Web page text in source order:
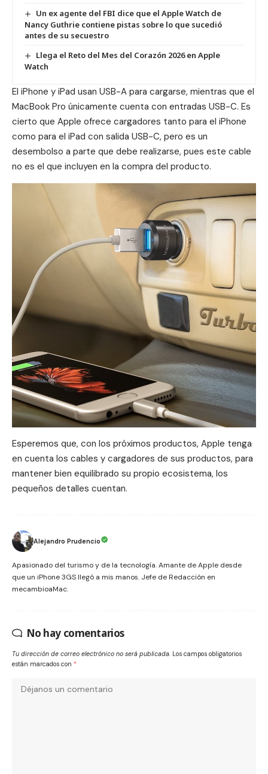
Un ex agente del FBI dice que el Apple Watch de
Nancy Guthrie contiene pistas sobre lo que sucedió
antes de su secuestro
Llega el Reto del Mes del Corazón 2026 en Apple
Watch
El iPhone y iPad usan USB-A para cargarse, mientras que el
MacBook Pro únicamente cuenta con entradas USB-C. Es
cierto que Apple ofrece cargadores tanto para el iPhone
como para el iPad con salida USB-C, pero es un
desembolso a parte que debe realizarse, pues este cable
no es el que incluyen en la compra del producto.
Esperemos que, con los próximos productos, Apple tenga
en cuenta los cables y cargadores de sus productos, para
mantener bien equilibrado su propio ecosistema, los
pequeños detalles cuentan.
Alejandro Prudencio
Apasionado del turismo y de la tecnología. Amante de Apple desde
que un iPhone 3GS llegó a mis manos. Jefe de Redacción en
mecambioaMac.
No hay comentarios
Tu dirección de correo electrónico no será publicada. Los campos obligatorios
están marcados con *